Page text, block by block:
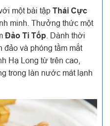
một bài tập Thái Cực
minh. Thưởng thức một
Đảo Ti Tốp . Dành thời
đảo và phóng tầm mắt
Hạ Long từ trên cao,
trong làn nước mát lạnh